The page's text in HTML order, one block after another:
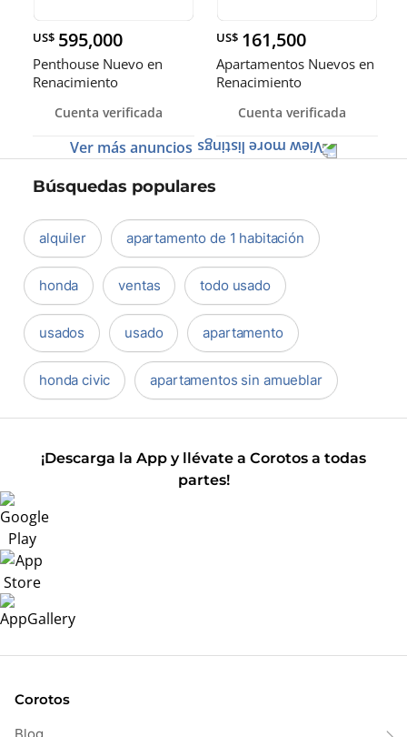
US$ 595,000
Penthouse Nuevo en
Renacimiento
Cuenta verificada
US$ 161,500
Apartamentos Nuevos en
Renacimiento
Cuenta verificada
Ver más anuncios
Búsquedas populares
alquiler apartamento de 1 habitación
honda ventas todo usado
usados usado apartamento
honda civic apartamentos sin amueblar
¡Descarga la App y llévate a Corotos a todas
partes!
Corotos